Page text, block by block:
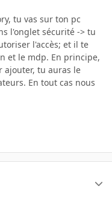
tu vas sur ton pc
l'onglet sécurité -> tu
l'accès; et il te
et le mdp. En principe,
ajouter, tu auras le
En tout cas nous